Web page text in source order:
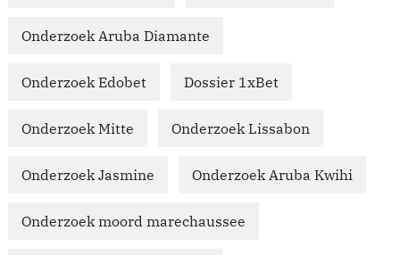
Onderzoek Aruba Diamante
Onderzoek Edobet Dossier 1xBet
Onderzoek Mitte Onderzoek Lissabon
Onderzoek Jasmine Onderzoek Aruba Kwihi
Onderzoek moord marechaussee